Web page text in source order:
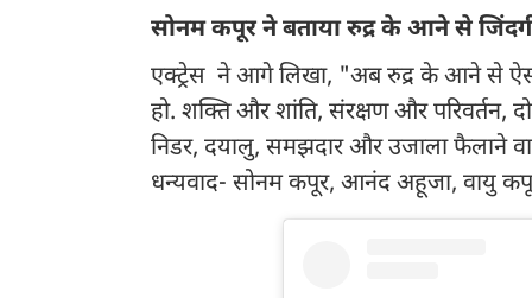
सोनम कपूर ने बताया रुद्र के आने से
एक्ट्रेस ने आगे लिखा, "अब रुद्र के आने से
हो. शक्ति और शांति, संरक्षण और परिवर्तन,
निडर, दयालु, समझदार और उजाला फैलाने
धन्यवाद- सोनम कपूर, आनंद अहूजा, वायु